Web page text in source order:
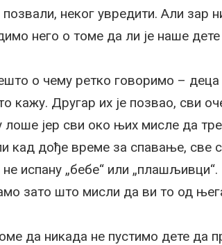
неког увредити. Али зар
него о томе да ли је наше
о чему ретко говоримо –
кажу. Другар их је позвао, сви
лоше јер сви око њих мисле да
кад дође време за спавање, све
не испану „бебе“ или
зато што мисли да ви то од
да никада не пустимо дете да